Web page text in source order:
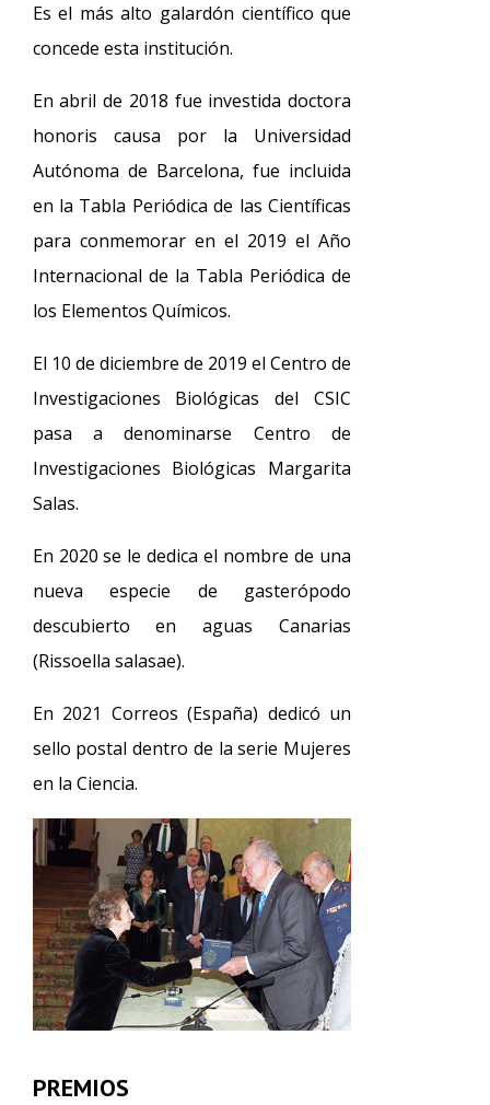
Es el más alto galardón científico que
concede esta institución.
En abril de 2018 fue investida doctora
honoris causa por la Universidad
Autónoma de Barcelona, fue incluida
en la Tabla Periódica de las Científicas
para conmemorar en el 2019 el Año
Internacional de la Tabla Periódica de
los Elementos Químicos.
El 10 de diciembre de 2019 el Centro de
Investigaciones Biológicas del CSIC
pasa a denominarse Centro de
Investigaciones Biológicas Margarita
Salas.
En 2020 se le dedica el nombre de una
nueva especie de gasterópodo
descubierto en aguas Canarias
(Rissoella salasae).
En 2021 Correos (España) dedicó un
sello postal dentro de la serie Mujeres
en la Ciencia.
PREMIOS